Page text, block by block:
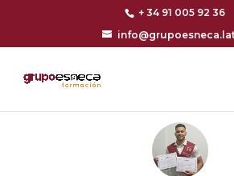
+ 34 91 005 92 36